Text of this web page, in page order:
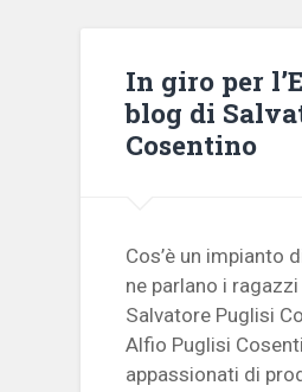
In giro per
blog di
Cosentino
Cos’è un impianto
ne parlano i
Salvatore Puglisi
Alfio Puglisi
appassionati di